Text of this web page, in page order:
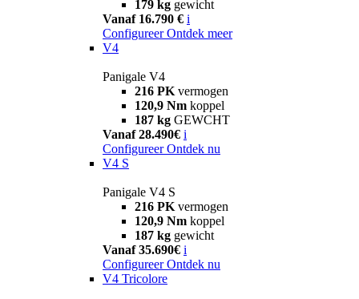
179 kg gewicht
Vanaf 16.790 € i
Configureer Ontdek meer
V4
Panigale V4
216 PK vermogen
120,9 Nm koppel
187 kg GEWCHT
Vanaf 28.490€ i
Configureer Ontdek nu
V4 S
Panigale V4 S
216 PK vermogen
120,9 Nm koppel
187 kg gewicht
Vanaf 35.690€ i
Configureer Ontdek nu
V4 Tricolore